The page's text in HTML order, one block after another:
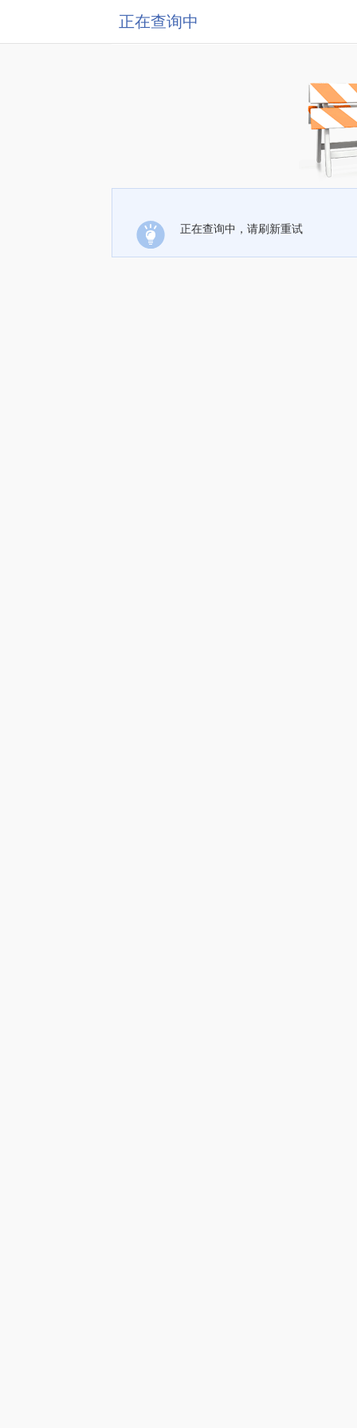
正在查询中
正在查询中，请刷新重试